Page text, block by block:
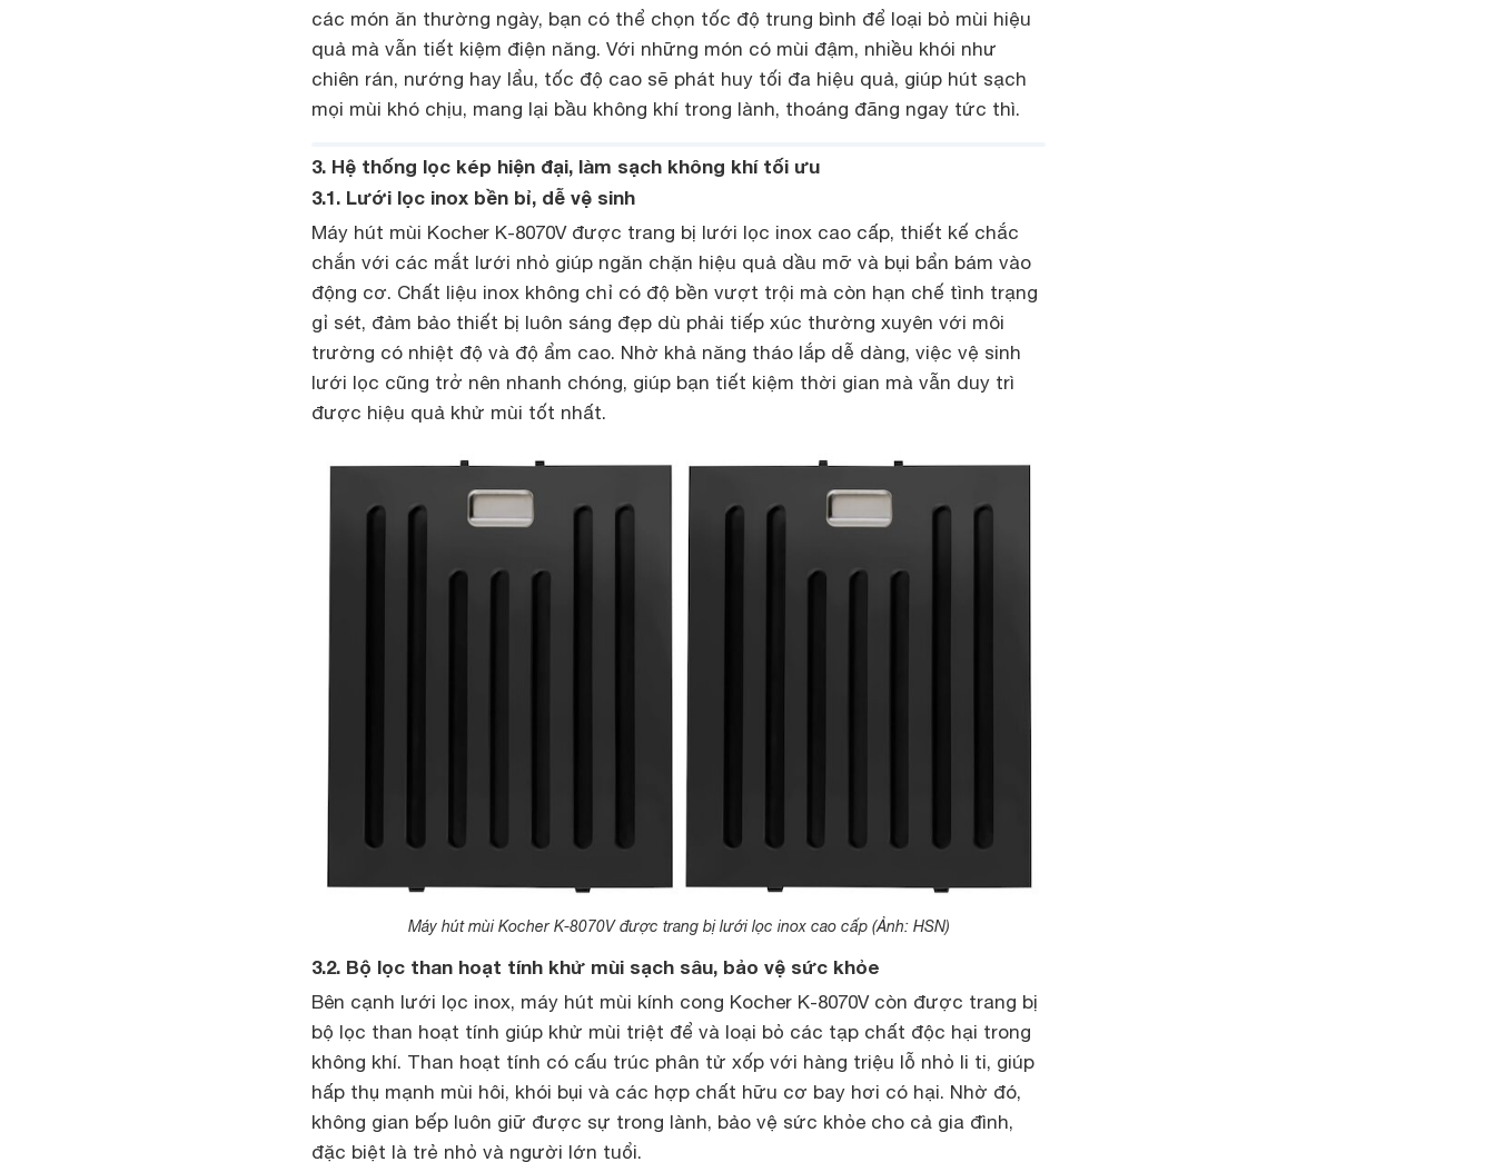
các món ăn thường ngày, bạn có thể chọn tốc độ trung bình để loại bỏ mùi hiệu
quả mà vẫn tiết kiệm điện năng. Với những món có mùi đậm, nhiều khói như
chiên rán, nướng hay lẩu, tốc độ cao sẽ phát huy tối đa hiệu quả, giúp hút sạch
mọi mùi khó chịu, mang lại bầu không khí trong lành, thoáng đãng ngay tức thì.
3. Hệ thống lọc kép hiện đại, làm sạch không khí tối ưu
3.1. Lưới lọc inox bền bỉ, dễ vệ sinh
Máy hút mùi Kocher K-8070V được trang bị lưới lọc inox cao cấp, thiết kế chắc
chắn với các mắt lưới nhỏ giúp ngăn chặn hiệu quả dầu mỡ và bụi bẩn bám vào
động cơ. Chất liệu inox không chỉ có độ bền vượt trội mà còn hạn chế tình trạng
gỉ sét, đảm bảo thiết bị luôn sáng đẹp dù phải tiếp xúc thường xuyên với môi
trường có nhiệt độ và độ ẩm cao. Nhờ khả năng tháo lắp dễ dàng, việc vệ sinh
lưới lọc cũng trở nên nhanh chóng, giúp bạn tiết kiệm thời gian mà vẫn duy trì
được hiệu quả khử mùi tốt nhất.
Máy hút mùi Kocher K-8070V được trang bị lưới lọc inox cao cấp (Ảnh: HSN)
3.2. Bộ lọc than hoạt tính khử mùi sạch sâu, bảo vệ sức khỏe
Bên cạnh lưới lọc inox, máy hút mùi kính cong Kocher K-8070V còn được trang bị
bộ lọc than hoạt tính giúp khử mùi triệt để và loại bỏ các tạp chất độc hại trong
không khí. Than hoạt tính có cấu trúc phân tử xốp với hàng triệu lỗ nhỏ li ti, giúp
hấp thụ mạnh mùi hôi, khói bụi và các hợp chất hữu cơ bay hơi có hại. Nhờ đó,
không gian bếp luôn giữ được sự trong lành, bảo vệ sức khỏe cho cả gia đình,
đặc biệt là trẻ nhỏ và người lớn tuổi.